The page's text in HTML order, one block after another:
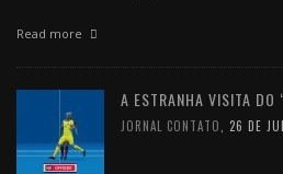
Read more
A ESTRANHA VISITA DO
JORNAL CONTATO 26 DE